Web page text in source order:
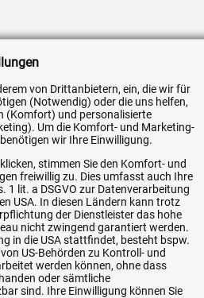
von Drittanbietern, ein, die wir für
(Notwendig) oder die uns helfen,
(Komfort) und personalisierte
Um die Komfort- und Marketing-
wir Ihre Einwilligung.
stimmen Sie den Komfort- und
freiwillig zu. Dies umfasst auch Ihre
1 lit. a DSGVO zur Datenverarbeitung
USA. In diesen Ländern kann trotz
der Dienstleister das hohe
nicht zwingend garantiert werden.
in die USA stattfindet, besteht bspw.
US-Behörden zu Kontroll- und
werden können, ohne dass
oder sämtliche
sind. Ihre Einwilligung können Sie